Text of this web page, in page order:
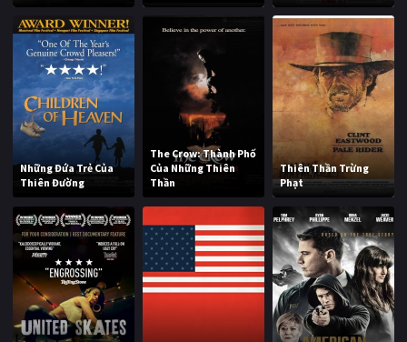
Những Đứa Trẻ Của
Thiên Đường
The Crow: Thành Phố
Của Những Thiên
Thần
Thiên Thần Trừng
Phạt